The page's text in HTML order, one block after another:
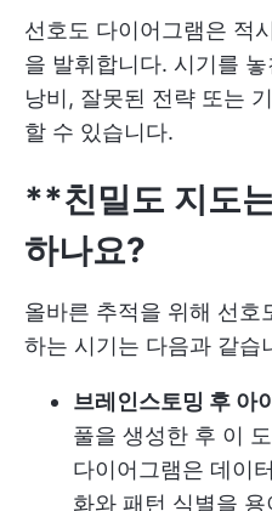
선호도 다이어그램은 적
을 발휘합니다. 시기를
낭비, 잘못된 전략 또는
할 수 있습니다.
**친밀도 지도
하나요?
올바른 추적을 위해 선호
하는 시기는 다음과 같습
브레인스토밍 후 아
풀을 생성한 후 이
다이어그램은 데이
화와 패턴 식별을